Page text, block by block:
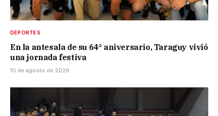
DEPORTES
En la antesala de su 64° aniversario, Taraguy vivió
una jornada festiva
10 de agosto de 2026